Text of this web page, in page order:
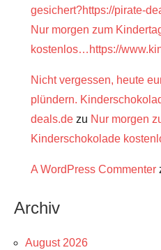
gesichert?https://pirate-
Nur morgen zum
kostenlos…https://
Nicht vergessen, heute
plündern.
deals.de zu Nur morgen
Kinderschokolade
A WordPress Commenter
Archiv
August 2026